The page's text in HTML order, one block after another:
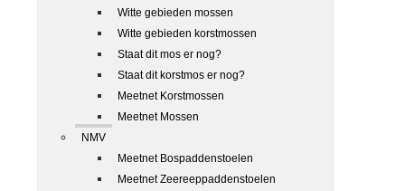
Witte gebieden mossen
Witte gebieden korstmossen
Staat dit mos er nog?
Staat dit korstmos er nog?
Meetnet Korstmossen
Meetnet Mossen
NMV
Meetnet Bospaddenstoelen
Meetnet Zeereeppaddenstoelen